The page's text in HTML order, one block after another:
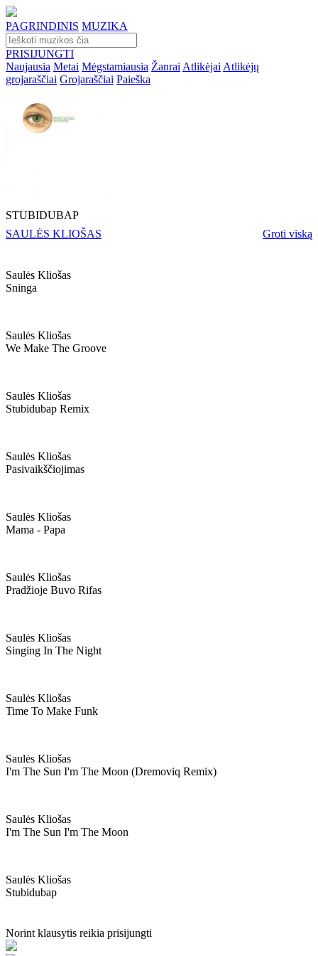
PAGRINDINIS MUZIKA
PRISIJUNGTI
Naujausia Metai Mėgstamiausia Žanrai Atlikėjai Atlikėjų
grojaraščiai Grojaraščiai Paieška
STUBIDUBAP
SAULĖS KLIOŠAS
Groti viską
Saulės Kliošas
Sninga
Saulės Kliošas
We Make The Groove
Saulės Kliošas
Stubidubap Remix
Saulės Kliošas
Pasivaikščiojimas
Saulės Kliošas
Mama - Papa
Saulės Kliošas
Pradžioje Buvo Rifas
Saulės Kliošas
Singing In The Night
Saulės Kliošas
Time To Make Funk
Saulės Kliošas
I'm The Sun I'm The Moon (dremoviq Remix)
Saulės Kliošas
I'm The Sun I'm The Moon
Saulės Kliošas
Stubidubap
Norint klausytis reikia prisijungti